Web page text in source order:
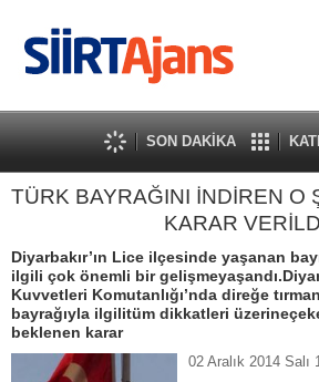
SON DAKİKA
TÜRK BAYRAĞINI İNDİREN O
KARAR
Diyarbakır’ın Lice ilçesinde yaşanan
ilgili çok önemli bir
Kuvvetleri Komutanlığı’nda direğe
bayrağıyla ilgilitüm dikkatleri
beklenen karar
02 Aralık 2014 Salı